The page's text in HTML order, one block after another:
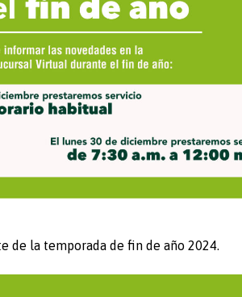
de la temporada de fin de año 2024.